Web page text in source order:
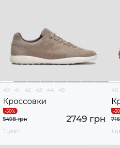
40 41 42 43 44 45
Кроссовки
2749 грн
5498 грн
1 цвет
40
1